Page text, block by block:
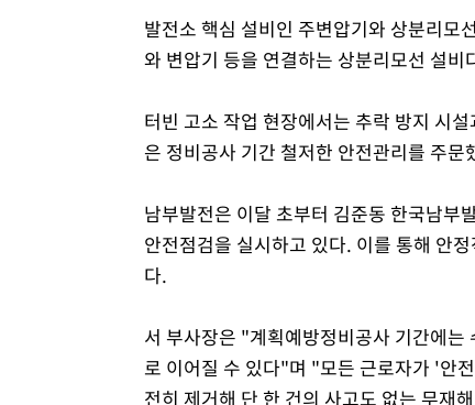
발전소 핵심 설비인 주변압기와 상분리모
와 변압기 등을 연결하는 상분리모선 설비
터빈 고소 작업 현장에서는 추락 방지 시
은 정비공사 기간 철저한 안전관리를 주문
남부발전은 이달 초부터 김준동 한국남부
안전점검을 실시하고 있다. 이를 통해 안
다.
서 부사장은 "계획예방정비공사 기간에
로 이어질 수 있다"며 "모든 근로자가 '안
전히 제거해 단 한 건의 사고도 없는 무재